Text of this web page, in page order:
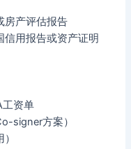
房产评估报告
信用报告或资产证明
工资单
signer方案）